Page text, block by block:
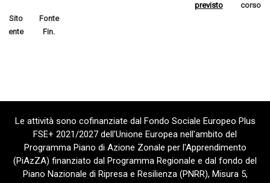
previsto
corso
Sito
ente
Fonte
Fin.
Le attività sono cofinanziate dal Fondo Sociale Europeo Plus
FSE+ 2021/2027 dell'Unione Europea nell'ambito del
Programma Piano di Azione Zonale per l'Apprendimento
(PiAzZA) finanziato dal Programma Regionale e dal fondo del
Piano Nazionale di Ripresa e Resilienza (PNRR), Misura 5,